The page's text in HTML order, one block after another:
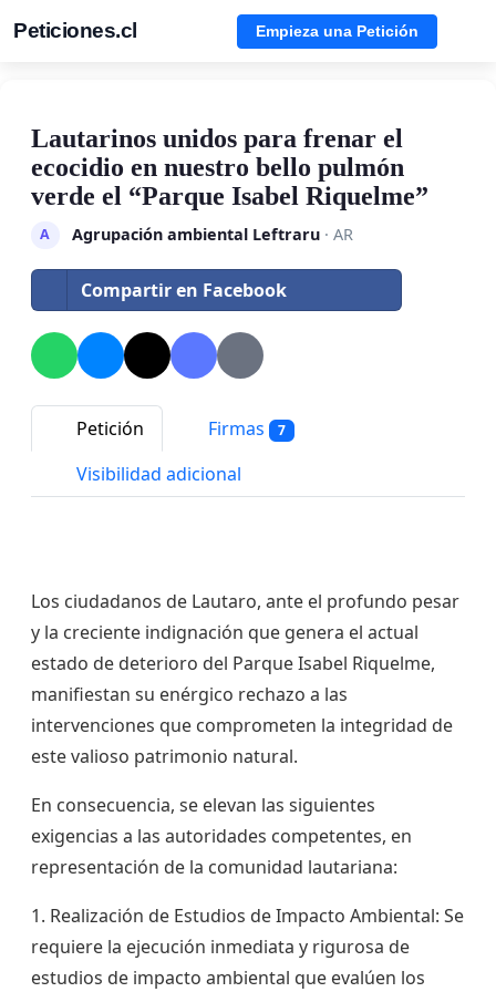
Peticiones.cl Empieza una Petición
Lautarinos unidos para frenar el
ecocidio en nuestro bello pulmón
verde el “Parque Isabel Riquelme”
A Agrupación ambiental Leftraru· AR
Compartir en Facebook
Petición Firmas 7
Visibilidad adicional
Los ciudadanos de Lautaro, ante el profundo pesar
y la creciente indignación que genera el actual
estado de deterioro del Parque Isabel Riquelme,
manifiestan su enérgico rechazo a las
intervenciones que comprometen la integridad de
este valioso patrimonio natural.
En consecuencia, se elevan las siguientes
exigencias a las autoridades competentes, en
representación de la comunidad lautariana:
1. Realización de Estudios de Impacto Ambiental: Se
requiere la ejecución inmediata y rigurosa de
estudios de impacto ambiental que evalúen los